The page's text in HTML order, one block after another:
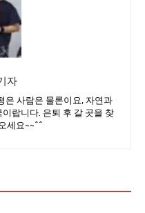
자
은 사람은 물론이요, 자연과
랍니다. 은퇴 후 갈 곳을 찾
세요~~^^